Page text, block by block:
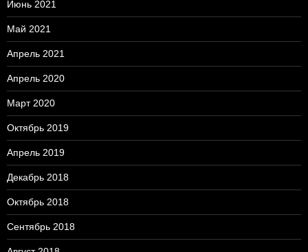
Июнь 2021
Май 2021
Апрель 2021
Апрель 2020
Март 2020
Октябрь 2019
Апрель 2019
Декабрь 2018
Октябрь 2018
Сентябрь 2018